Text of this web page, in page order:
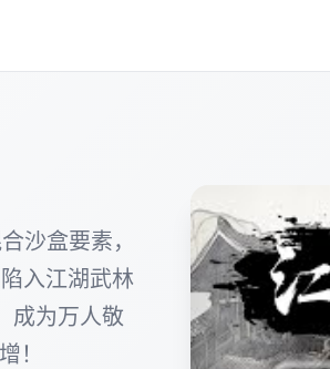
沙盒要素，
入江湖武林
成为万人敬
！